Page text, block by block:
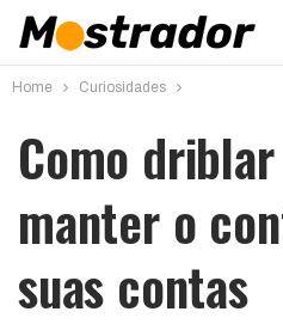
Home Curiosidades
Como
manter o
suas contas